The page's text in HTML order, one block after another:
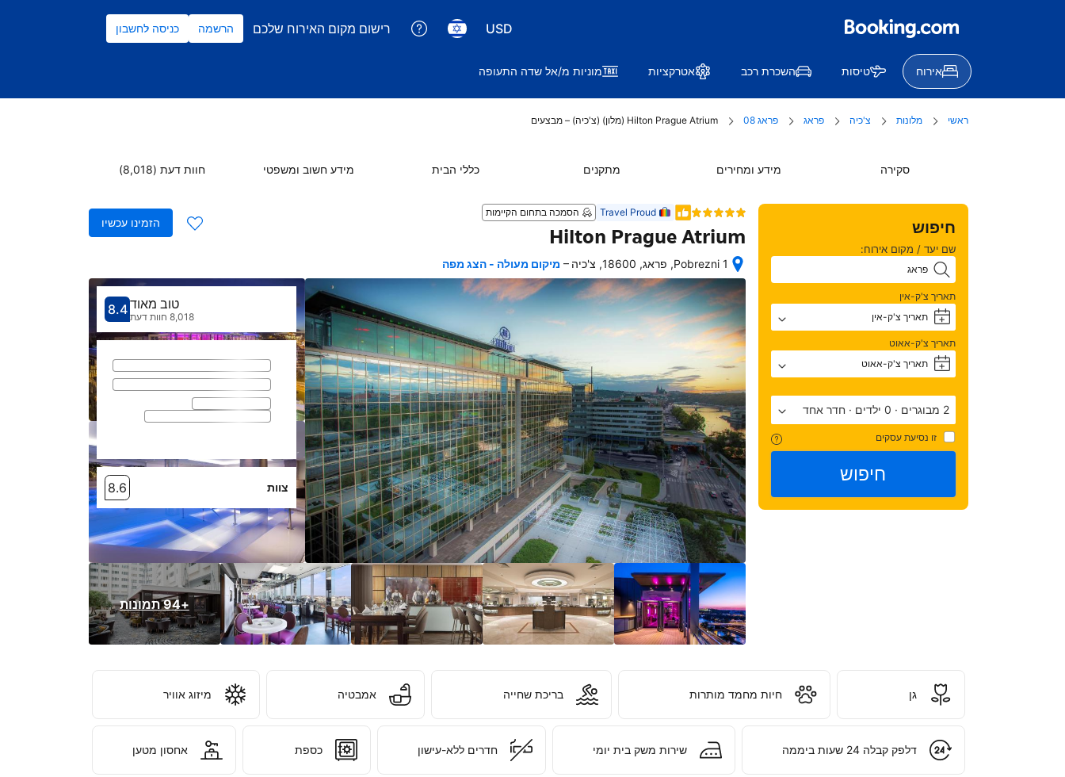
USD רישום מקום האירוח שלכם הרשמה כניסה לחשבון
אירוח טיסות השכרת רכב אטרקציות מוניות מ/אל שדה התעופה
ראשי מלונות צ'כיה פראג פראג 08 Hilton Prague Atrium (מלון) (צ'כיה) – מבצעים
סקירה מידע ומחירים מתקנים כללי הבית מידע חשוב ומשפטי חוות דעת (8,018)
חיפוש
שם יעד / מקום אירוח:
תאריך צ'ק-אין
+ תאריך צ'ק-אין
תאריך צ'ק-אאוט
+ תאריך צ'ק-אאוט
2 מבוגרים · 0 ילדים · חדר אחד
זו נסיעת עסקים
חיפוש
הזמינו עכשיו
Travel Proud הסמכה בתחום הקיימות
Hilton Prague Atrium
Pobrezni 1, פראג, 18600, צ'כיה
לאחר
ביצוע
ההזמנה,
כל
פרטי
כולל
מספר
הטלפון
והכתובת,
מסופקים
באישור
ההזמנה
ובחשבון
המשתמש
שלכם.
– מיקום מעולה - הצג מפה
+94 תמונות
קיבל ציון 8.4 8.4 הדירוג של
טוב מאוד
8,018 חוות דעת
צוות 8.6
גן חיות מחמד מותרות בריכת שחייה אמבטיה מיזוג אוויר
דלפק קבלה 24 שעות ביממה שירות משק בית יומי חדרים ללא-עישון כספת אחסון מטען